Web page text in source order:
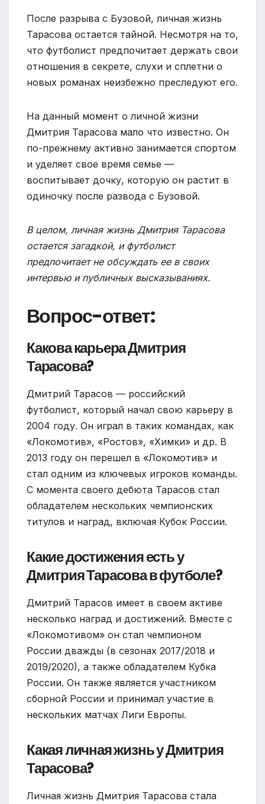
После разрыва с Бузовой, личная жизнь
Тарасова остается тайной. Несмотря на то,
что футболист предпочитает держать свои
отношения в секрете, слухи и сплетни о
новых романах неизбежно преследуют его.
На данный момент о личной жизни
Дмитрия Тарасова мало что известно. Он
по-прежнему активно занимается спортом
и уделяет свое время семье —
воспитывает дочку, которую он растит в
одиночку после развода с Бузовой.
В целом, личная жизнь Дмитрия Тарасова
остается загадкой, и футболист
предпочитает не обсуждать ее в своих
интервью и публичных высказываниях.
Вопрос-ответ:
Какова карьера Дмитрия
Тарасова?
Дмитрий Тарасов — российский
футболист, который начал свою карьеру в
2004 году. Он играл в таких командах, как
«Локомотив», «Ростов», «Химки» и др. В
2013 году он перешел в «Локомотив» и
стал одним из ключевых игроков команды.
С момента своего дебюта Тарасов стал
обладателем нескольких чемпионских
титулов и наград, включая Кубок России.
Какие достижения есть у
Дмитрия Тарасова в футболе?
Дмитрий Тарасов имеет в своем активе
несколько наград и достижений. Вместе с
«Локомотивом» он стал чемпионом
России дважды (в сезонах 2017/2018 и
2019/2020), а также обладателем Кубка
России. Он также является участником
сборной России и принимал участие в
нескольких матчах Лиги Европы.
Какая личная жизнь у Дмитрия
Тарасова?
Личная жизнь Дмитрия Тарасова стала